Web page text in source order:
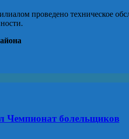
проведено техническое
Чемпионат болельщиков